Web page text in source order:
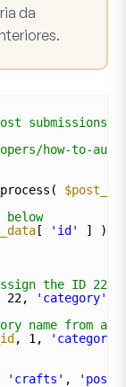
da
submissions
how-to-
$post_id
[ 'id'
] ) )
the ID 22
22, 'category'
name from all
, 1, 'category'
'crafts' ,